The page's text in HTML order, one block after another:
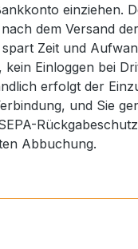
einziehen.
dem Versand
Zeit und
kein Einloggen bei
erfolgt der
und Sie
Abbuchung.